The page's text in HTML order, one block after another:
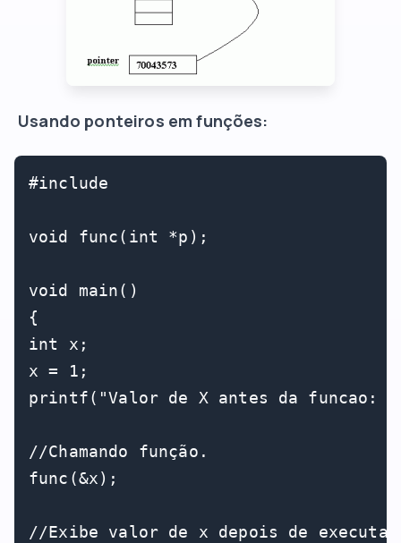
Usando ponteiros em funções:
#include
void func(int *p);
void main()
{
int x;
x = 1;
printf("Valor de X antes da funcao:
//Chamando função.
func(&x);
//Exibe valor de x depois de